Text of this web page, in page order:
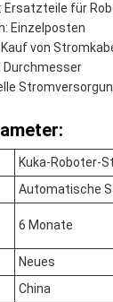
Ersatzteile für
Einzelposten
von
Durchmesser
Kuka-Roboter-
Automatische
6 Monate
Neues
China